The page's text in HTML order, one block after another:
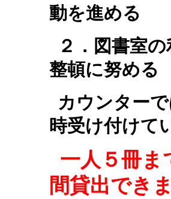
動を進める
２．図書室
整頓に努める
カウンター
時受け付けて
一人５冊ま
間貸出でき